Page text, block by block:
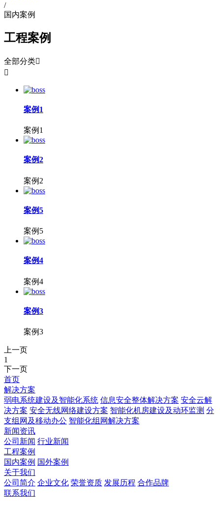
/
国内案例
工程案例
全部分类

案例1
案例1
案例2
案例2
案例5
案例5
案例4
案例4
案例3
案例3
上一页
1
下一页
首页
解决方案
弱电系统建设及智能化系统 信息安全整体解决方案 安全云解
决方案 安全无线网络建设方案 智能化机房建设及动环监测 分
支组网及移动办公 智能化组网解决方案
新闻资讯
公司新闻 行业新闻
工程案例
国内案例 国外案例
关于我们
公司简介 企业文化 荣誉资质 发展历程 合作品牌
联系我们